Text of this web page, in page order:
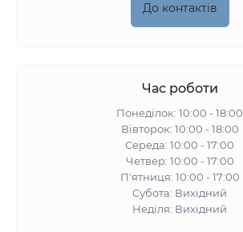
До контактів
Час роботи
Понеділок: 10:00 - 18:00
Вівторок: 10:00 - 18:00
Середа: 10:00 - 17:00
Четвер: 10:00 - 17:00
П'ятниця: 10:00 - 17:00
Субота: Вихідний
Неділя: Вихідний